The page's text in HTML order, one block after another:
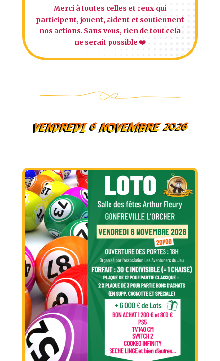
Merci à toutes celles et ceux qui
participent, jouent, aident et soutiennent
nos actions. Sans vous, rien de tout cela
ne serait possible ❤️
VENDREDI 6 NOVEMBRE 2026